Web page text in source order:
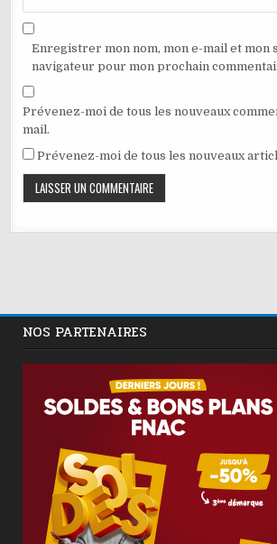
Enregistrer mon nom, mon e-mail et mon
navigateur pour mon prochain
Prévenez-moi de tous les nouveaux
mail.
Prévenez-moi de tous les nouveaux
NOS PARTENAIRES